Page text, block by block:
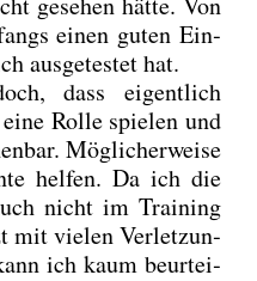
einen guten Ein­
aus­ge­tes­tet hat.
dass eigent­lich
Rol­le spie­len und
Mög­li­cher­wei­se
hel­fen. Da ich die
nicht im Trai­ning
mit vie­len Ver­let­zun­
ich kaum beur­tei­